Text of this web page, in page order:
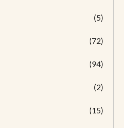
(5)
(72)
(94)
(2)
(15)